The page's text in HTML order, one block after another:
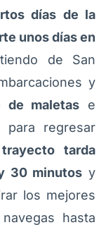
días de la
unos días en
de San
y
de maletas e
para regresar
tarda
30 minutos y
los mejores
hasta